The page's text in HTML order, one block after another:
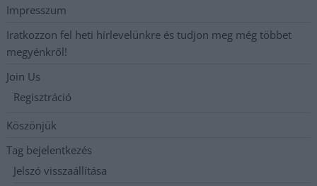
Impresszum
Iratkozzon fel heti hírlevelünkre és tudjon meg még többet
megyénkről!
Join Us
Regisztráció
Köszönjük
Tag bejelentkezés
Jelszó visszaállítása